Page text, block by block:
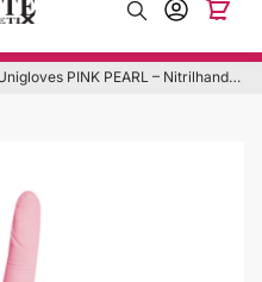
PINK PEARL – Nitrilhandschuhe ‚XS‘ 100 Stück